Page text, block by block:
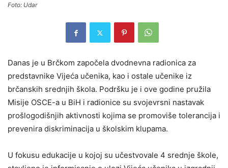
Foto: Udar
Danas je u Brčkom započela dvodnevna radionica za
predstavnike Vijeća učenika, kao i ostale učenike iz
brčanskih srednjih škola. Podršku je i ove godine pružila
Misije OSCE-a u BiH i radionice su svojevrsni nastavak
prošlogodišnjih aktivnosti kojima se promoviše tolerancija i
prevenira diskriminacija u školskim klupama.
U fokusu edukacije u kojoj su učestvovale 4 srednje škole,